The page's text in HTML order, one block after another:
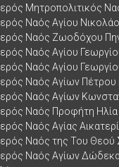
Ιερός Μητροπολιτικός
Ιερός Ναός Αγίου
Ιερός Ναός Ζωοδόχου
Ιερός Ναός Αγίου
Ιερός Ναός Αγίου
Ιερός Ναός Αγίων
Ιερός Ναός Αγίων
Ιερός Ναός Προφήτη
Ιερός Ναός Αγίας
Ιερός Ναός της Του Θεού
Ιερός Ναός Αγίων